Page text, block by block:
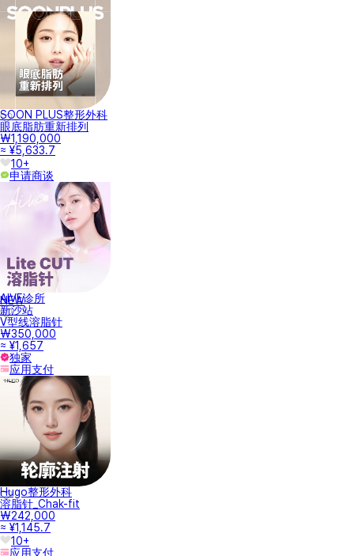
SOON PLUS整形外科
眼底脂肪重新排列
₩1,190,000
≈ ¥5,633.7
10+
申请商谈
NEW
AIVE诊所
新沙站
V型线溶脂针
₩350,000
≈ ¥1,657
独家
应用支付
Hugo整形外科
溶脂针_Chak-fit
₩242,000
≈ ¥1,145.7
10+
应用支付